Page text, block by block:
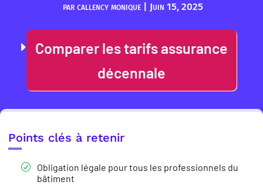
parcallency monique| Juin 15, 2025
Comparer les tarifs assurance
décennale
Points clés à retenir
Obligation légale pour tous les professionnels du
bâtiment